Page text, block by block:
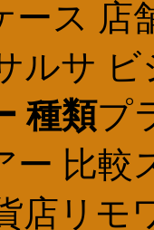
ース 店
ルサ
種類プ
ー 比較
店リモ